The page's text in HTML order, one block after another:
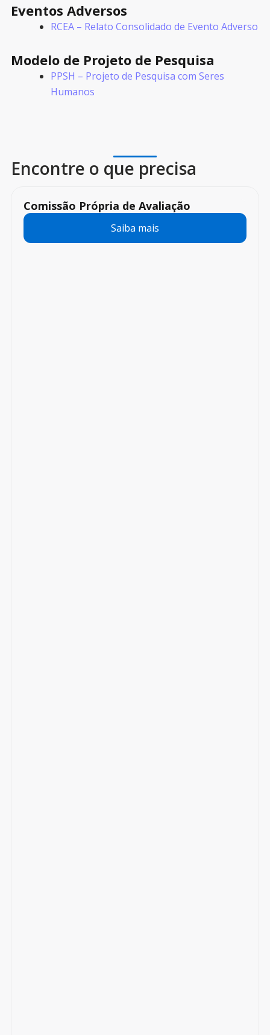
Eventos Adversos
RCEA – Relato Consolidado de Evento Adverso
Modelo de Projeto de Pesquisa
PPSH – Projeto de Pesquisa com Seres
Humanos
Encontre o que precisa
Comissão Própria de Avaliação
Saiba mais